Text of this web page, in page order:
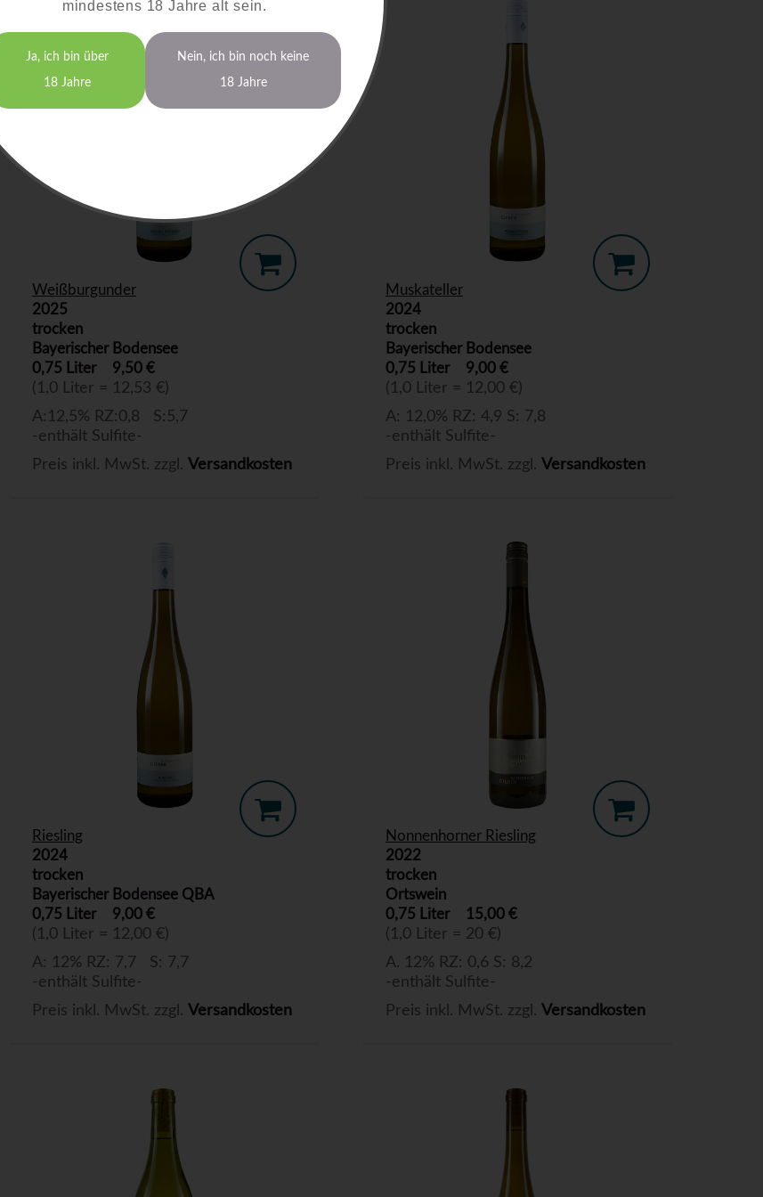
Weißburgunder
2025
trocken
Bayerischer Bodensee
0,75 Liter
9,50 €
(1,0 Liter = 12,53 €)
A:12,5% RZ:0,8 S:5,7
-enthält Sulfite-
Preis inkl. MwSt. zzgl. Versandkosten
Muskateller
2024
trocken
Bayerischer Bodensee
0,75 Liter
9,00 €
(1,0 Liter = 12,00 €)
A: 12,0% RZ: 4,9 S: 7,8
-enthält Sulfite-
Preis inkl. MwSt. zzgl. Versandkosten
Riesling
2024
trocken
Bayerischer Bodensee QBA
0,75 Liter
9,00 €
(1,0 Liter = 12,00 €)
A: 12% RZ: 7,7 S: 7,7
-enthält Sulfite-
Preis inkl. MwSt. zzgl. Versandkosten
Nonnenhorner Riesling
2022
trocken
Ortswein
0,75 Liter
15,00 €
(1,0 Liter = 20 €)
A. 12% RZ: 0,6 S: 8,2
-enthält Sulfite-
Preis inkl. MwSt. zzgl. Versandkosten
mindestens 18 Jahre alt sein.
Ja, ich bin über
18 Jahre
Nein, ich bin noch keine
18 Jahre